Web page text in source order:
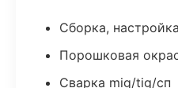
Сборка,
Порошковая
Сварка mig/tig/сп